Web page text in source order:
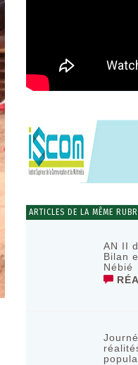
ARTICLES DE LA MÊME
AN II
Bilan
Nébié